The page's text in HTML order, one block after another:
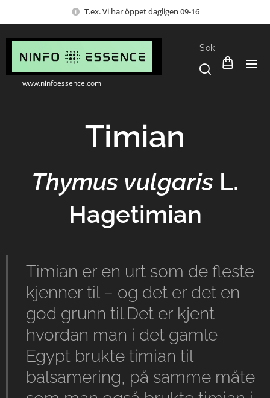
T.ex. Vi har öppet dagligen 09-16
www.ninfoessence.com
Sök
Timian
Thymus vulgaris L.
Hagetimian
Timian er en urt som de fleste
kjenner til – og det er det en
god grunn til.Det er kjent
hvordan man i det gamle
Egypt brukte timian til
balsamering, på samme måte